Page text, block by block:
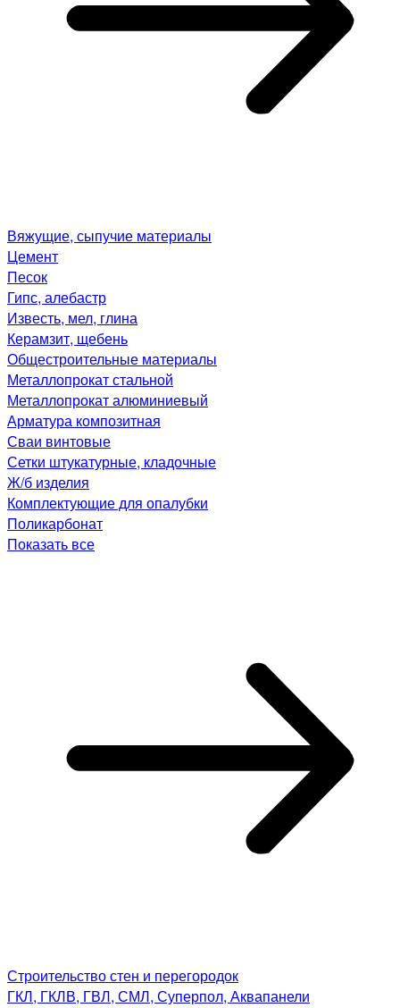
Вяжущие, сыпучие материалы
Цемент
Песок
Гипс, алебастр
Известь, мел, глина
Керамзит, щебень
Общестроительные материалы
Металлопрокат стальной
Металлопрокат алюминиевый
Арматура композитная
Сваи винтовые
Сетки штукатурные, кладочные
Ж/б изделия
Комплектующие для опалубки
Поликарбонат
Показать все
Строительство стен и перегородок
ГКЛ, ГКЛВ, ГВЛ, СМЛ, Суперпол, Аквапанели